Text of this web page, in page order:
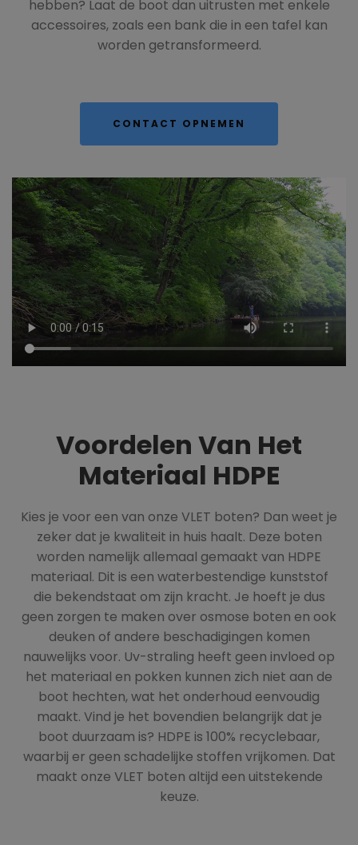
hebben? Laat de boot dan uitrusten met enkele
accessoires, zoals een bank die in een tafel kan
worden getransformeerd.
CONTACT OPNEMEN
Voordelen Van Het
Materiaal HDPE
Kies je voor een van onze VLET boten? Dan weet je
zeker dat je kwaliteit in huis haalt. Deze boten
worden namelijk allemaal gemaakt van HDPE
materiaal. Dit is een waterbestendige kunststof
die bekendstaat om zijn kracht. Je hoeft je dus
geen zorgen te maken over osmose boten en ook
deuken of andere beschadigingen komen
nauwelijks voor. Uv-straling heeft geen invloed op
het materiaal en pokken kunnen zich niet aan de
boot hechten, wat het onderhoud eenvoudig
maakt. Vind je het bovendien belangrijk dat je
boot duurzaam is? HDPE is 100% recyclebaar,
waarbij er geen schadelijke stoffen vrijkomen. Dat
maakt onze VLET boten altijd een uitstekende
keuze.